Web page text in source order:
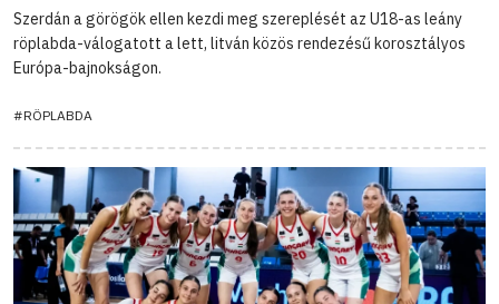
Szerdán a görögök ellen kezdi meg szereplését az U18-as leány
röplabda-válogatott a lett, litván közös rendezésű korosztályos
Európa-bajnokságon.
#RÖPLABDA